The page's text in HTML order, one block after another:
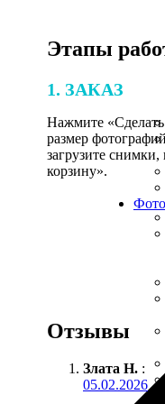
Этапы
1. ЗАКАЗ
Нажмите «Сделать
размер
загрузите
корзину».
Отзывы
Злата Н. :
05.02.2026